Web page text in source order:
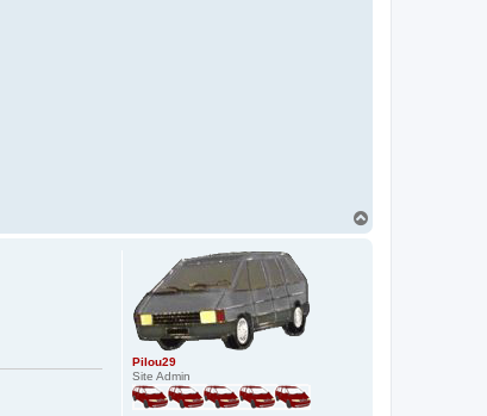
Pilou29
Site Admin